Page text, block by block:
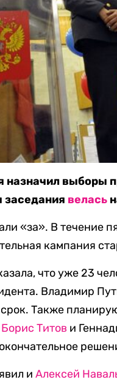
выборы
заседания велась
«за». В течение
кампания
что уже 23
Владимир
Также
Борис Титов и
иАлексей